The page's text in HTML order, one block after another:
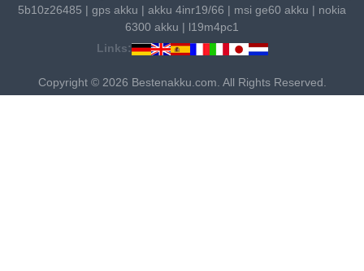
5b10z26485 | gps akku | akku 4inr19/66 | msi ge60 akku | nokia
6300 akku | l19m4pc1
Links:
Copyright © 2026 Bestenakku.com. All Rights Reserved.